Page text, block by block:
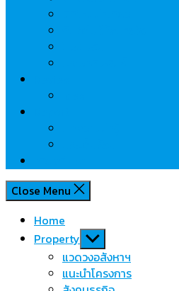
Close Menu
Home
Property Show
sub
menu
แวดวงอสังหาฯ
แนะนำโครงการ